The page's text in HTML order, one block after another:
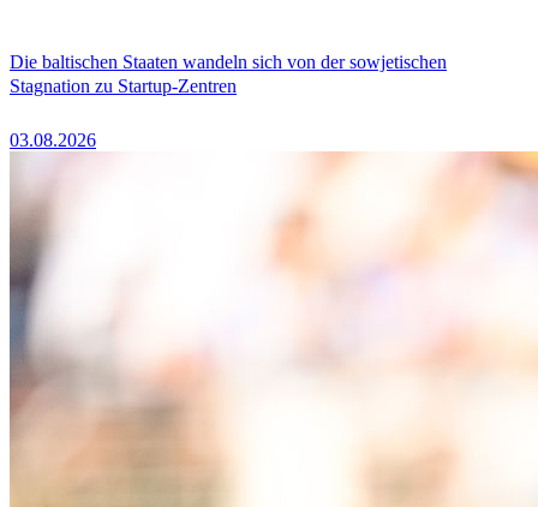
Die baltischen Staaten wandeln sich von der sowjetischen
Stagnation zu Startup-Zentren
03.08.2026